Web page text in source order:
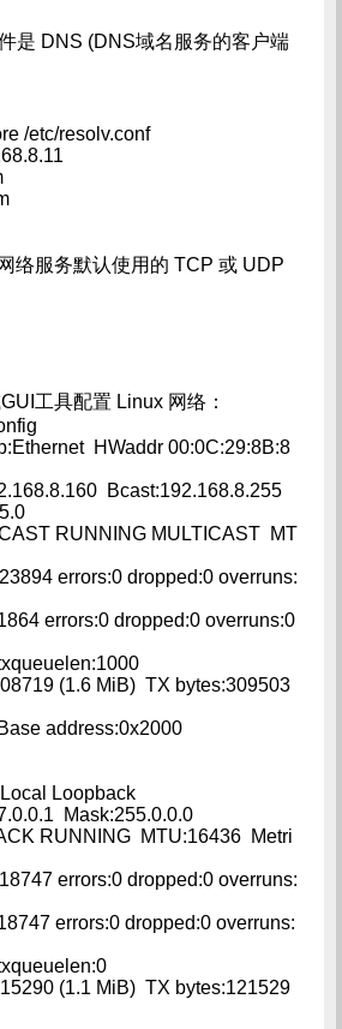
是 DNS (DNS域名服务的客户端
/etc/resolv.conf
络服务默认使用的 TCP 或 UDP
工具配置 Linux 网络：
HWaddr 00:0C:29:8B:8
Bcast:192.168.8.255
RUNNING MULTICAST MT
errors:0 dropped:0 overruns:
errors:0 dropped:0 overruns:0
(1.6 MiB) TX bytes:309503
address:0x2000
Loopback
Mask:255.0.0.0
RUNNING MTU:16436 Metri
errors:0 dropped:0 overruns:
errors:0 dropped:0 overruns:
(1.1 MiB) TX bytes:121529